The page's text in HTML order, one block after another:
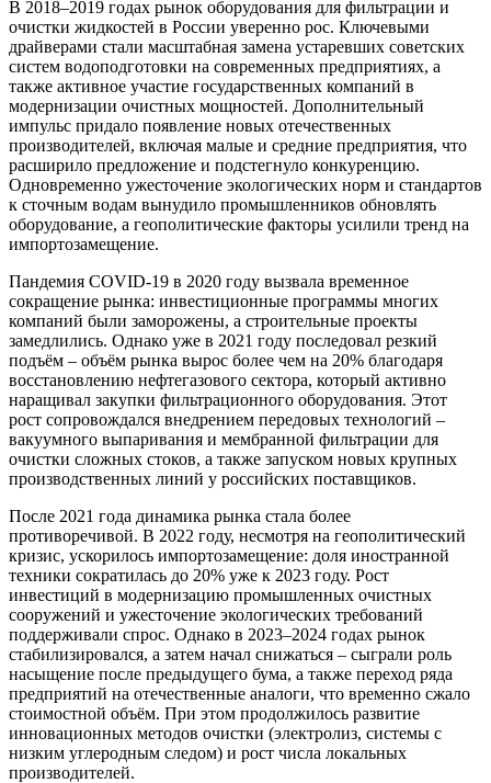
В 2018–2019 годах рынок оборудования для фильтрации и
очистки жидкостей в России уверенно рос. Ключевыми
драйверами стали масштабная замена устаревших советских
систем водоподготовки на современных предприятиях, а
также активное участие государственных компаний в
модернизации очистных мощностей. Дополнительный
импульс придало появление новых отечественных
производителей, включая малые и средние предприятия, что
расширило предложение и подстегнуло конкуренцию.
Одновременно ужесточение экологических норм и стандартов
к сточным водам вынудило промышленников обновлять
оборудование, а геополитические факторы усилили тренд на
импортозамещение.
Пандемия COVID-19 в 2020 году вызвала временное
сокращение рынка: инвестиционные программы многих
компаний были заморожены, а строительные проекты
замедлились. Однако уже в 2021 году последовал резкий
подъём – объём рынка вырос более чем на 20% благодаря
восстановлению нефтегазового сектора, который активно
наращивал закупки фильтрационного оборудования. Этот
рост сопровождался внедрением передовых технологий –
вакуумного выпаривания и мембранной фильтрации для
очистки сложных стоков, а также запуском новых крупных
производственных линий у российских поставщиков.
После 2021 года динамика рынка стала более
противоречивой. В 2022 году, несмотря на геополитический
кризис, ускорилось импортозамещение: доля иностранной
техники сократилась до 20% уже к 2023 году. Рост
инвестиций в модернизацию промышленных очистных
сооружений и ужесточение экологических требований
поддерживали спрос. Однако в 2023–2024 годах рынок
стабилизировался, а затем начал снижаться – сыграли роль
насыщение после предыдущего бума, а также переход ряда
предприятий на отечественные аналоги, что временно сжало
стоимостной объём. При этом продолжилось развитие
инновационных методов очистки (электролиз, системы с
низким углеродным следом) и рост числа локальных
производителей.